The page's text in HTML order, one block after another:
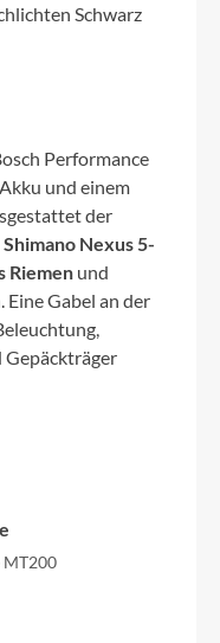
Schwarz
Performance
und einem
der
Shimano Nexus 5-
Riemen und
Eine Gabel an der
Gepäckträger
MT200